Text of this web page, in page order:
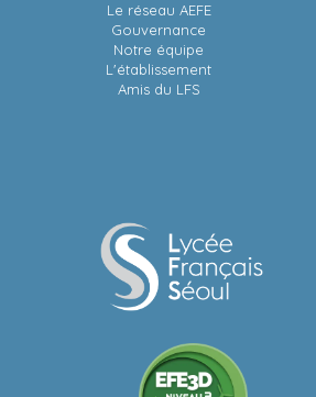
Le réseau AEFE
Gouvernance
Notre équipe
L'établissement
Amis du LFS